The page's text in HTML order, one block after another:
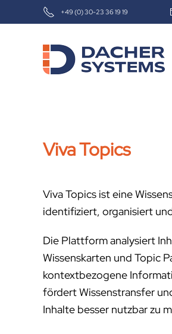
+49 (0) 30-23 36 19 19
Viva Topics
Viva Topics ist eine
identifiziert, organisiert
Die Plattform analysiert
Wissenskarten und Topic
kontextbezogene
fördert Wissenstransfer
Inhalte besser nutzbar zu